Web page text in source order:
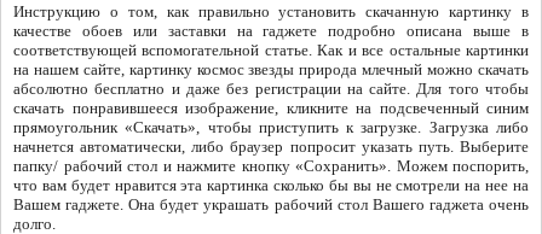
Инструкцию о том, как правильно установить скачанную картинку в
качестве обоев или заставки на гаджете подробно описана выше в
соответствующей вспомогательной статье. Как и все остальные картинки
на нашем сайте, картинку космос звезды природа млечный можно скачать
абсолютно бесплатно и даже без регистрации на сайте. Для того чтобы
скачать понравившееся изображение, кликните на подсвеченный синим
прямоугольник «Скачать», чтобы приступить к загрузке. Загрузка либо
начнется автоматически, либо браузер попросит указать путь. Выберите
папку/ рабочий стол и нажмите кнопку «Сохранить». Можем поспорить,
что вам будет нравится эта картинка сколько бы вы не смотрели на нее на
Вашем гаджете. Она будет украшать рабочий стол Вашего гаджета очень
долго.